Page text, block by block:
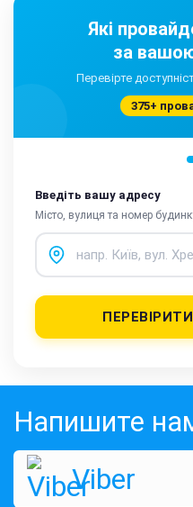
Які
за
Перевірте
375+
Введіть вашу адресу
Місто, вулиця та номер
Напишите
Viber